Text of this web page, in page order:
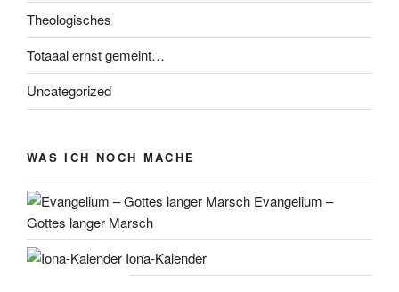
Theologisches
Totaaal ernst gemeint…
Uncategorized
WAS ICH NOCH MACHE
Evangelium –
Gottes langer Marsch
Iona-Kalender